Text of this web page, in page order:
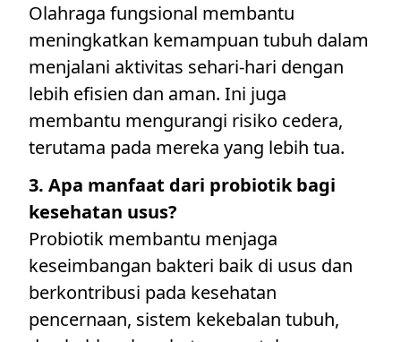
Olahraga fungsional membantu
meningkatkan kemampuan tubuh dalam
menjalani aktivitas sehari-hari dengan
lebih efisien dan aman. Ini juga
membantu mengurangi risiko cedera,
terutama pada mereka yang lebih tua.
3. Apa manfaat dari probiotik bagi
kesehatan usus?
Probiotik membantu menjaga
keseimbangan bakteri baik di usus dan
berkontribusi pada kesehatan
pencernaan, sistem kekebalan tubuh,